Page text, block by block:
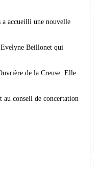
a accueilli une nouvelle
Beillonet qui
de la Creuse. Elle
au conseil de concertation